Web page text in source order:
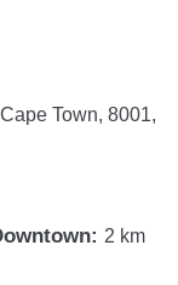
Town, 8001,
2 km